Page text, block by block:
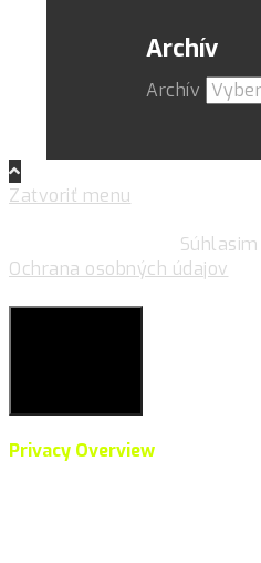
Archív
Archív
Zatvoriť menu
Súhlasim
Ochrana osobných údajov
Privacy Overview